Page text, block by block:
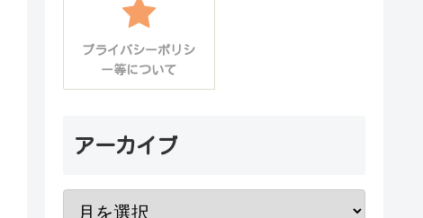
プライバシーポリシ
ー等について
アーカイブ